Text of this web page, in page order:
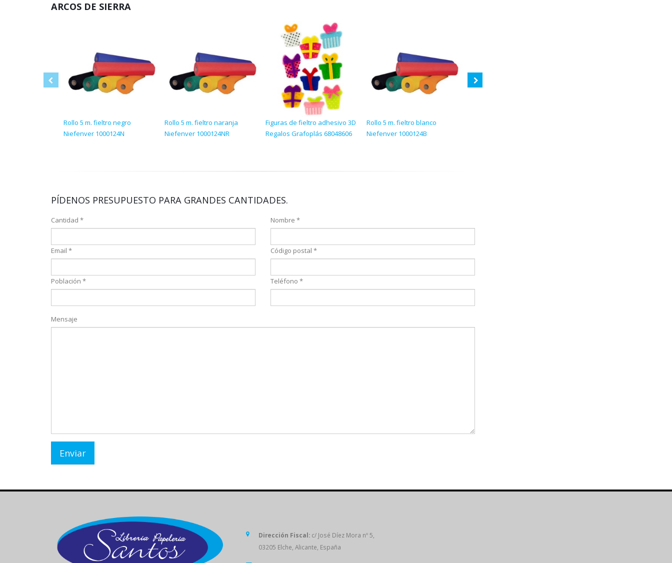
ARCOS DE SIERRA
Rollo 5 m. fieltro negro
Niefenver 1000124N
Rollo 5 m. fieltro naranja
Niefenver 1000124NR
Figuras de fieltro adhesivo 3D
Regalos Grafoplás 68048606
Rollo 5 m. fieltro blanco
Niefenver 1000124B
PÍDENOS PRESUPUESTO PARA GRANDES CANTIDADES.
Cantidad * Nombre *
Email * Código postal *
Población * Teléfono *
Mensaje
Dirección Fiscal: c/ José Díez Mora nº 5,
03205 Elche, Alicante, España